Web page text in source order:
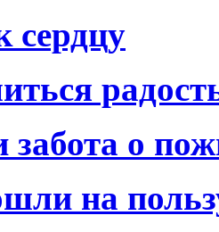
сердцу
забота о
на